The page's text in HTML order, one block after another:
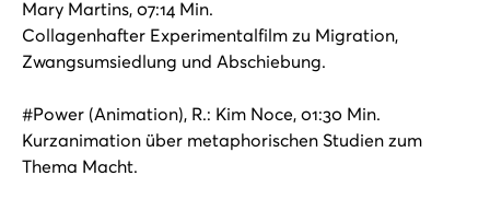
Mary Martins, 07:14 Min.
Collagenhafter Experimentalfilm zu Migration,
Zwangsumsiedlung und Abschiebung.
#Power (Animation), R.: Kim Noce, 01:30 Min.
Kurzanimation über metaphorischen Studien zum
Thema Macht.